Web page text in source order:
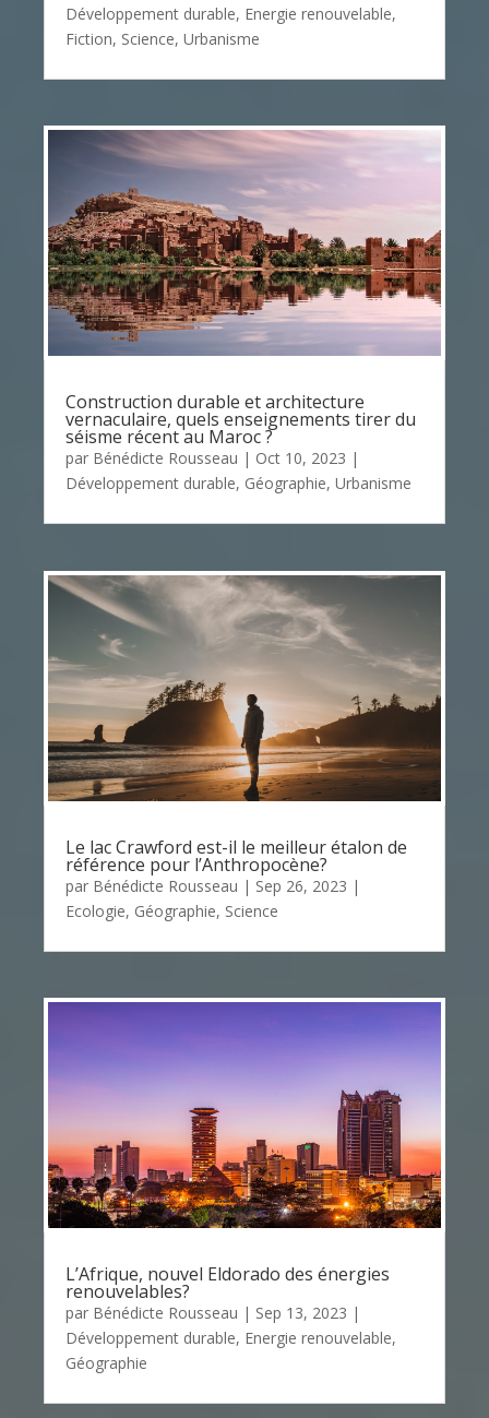
Développement durable, Energie renouvelable,
Fiction, Science, Urbanisme
Construction durable et architecture
vernaculaire, quels enseignements tirer du
séisme récent au Maroc ?
par Bénédicte Rousseau | Oct 10, 2023 |
Développement durable, Géographie, Urbanisme
Le lac Crawford est-il le meilleur étalon de
référence pour l’Anthropocène?
par Bénédicte Rousseau | Sep 26, 2023 |
Ecologie, Géographie, Science
L’Afrique, nouvel Eldorado des énergies
renouvelables?
par Bénédicte Rousseau | Sep 13, 2023 |
Développement durable, Energie renouvelable,
Géographie